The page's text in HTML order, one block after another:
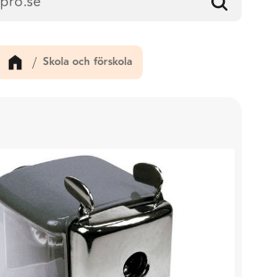
Skola och förskola